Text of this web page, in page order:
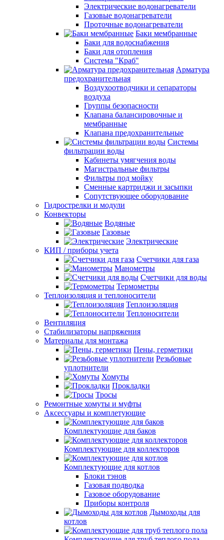
Электрические водонагреватели
Газовые водонагреватели
Проточные водонагреватели
Баки мембранные
Баки для водоснабжения
Баки для отопления
Система "Краб"
Арматура
предохранительная
Воздухоотводчики и сепараторы
воздуха
Группы безопасности
Клапана балансировочные и
мембранные
Клапана предохранительные
Системы
фильтрации воды
Кабинеты умягчения воды
Магистральные фильтры
Фильтры под мойку
Сменные картриджи и засыпки
Сопутствующее оборудование
Гидрострелки и модули
Конвекторы
Водяные
Газовые
Электрические
КИП / приборы учета
Счетчики для газа
Манометры
Счетчики для воды
Термометры
Теплоизоляция и теплоносители
Теплоизоляция
Теплоносители
Вентиляция
Стабилизаторы напряжения
Материалы для монтажа
Пены, герметики
Резьбовые
уплотнители
Хомуты
Прокладки
Тросы
Ремонтные хомуты и муфты
Аксессуары и комплетующие
Комплектующие для баков
Комплектующие для коллекторов
Комплектующие для котлов
Блоки тэнов
Газовая подводка
Газовое оборудование
Приборы контроля
Дымоходы для
котлов